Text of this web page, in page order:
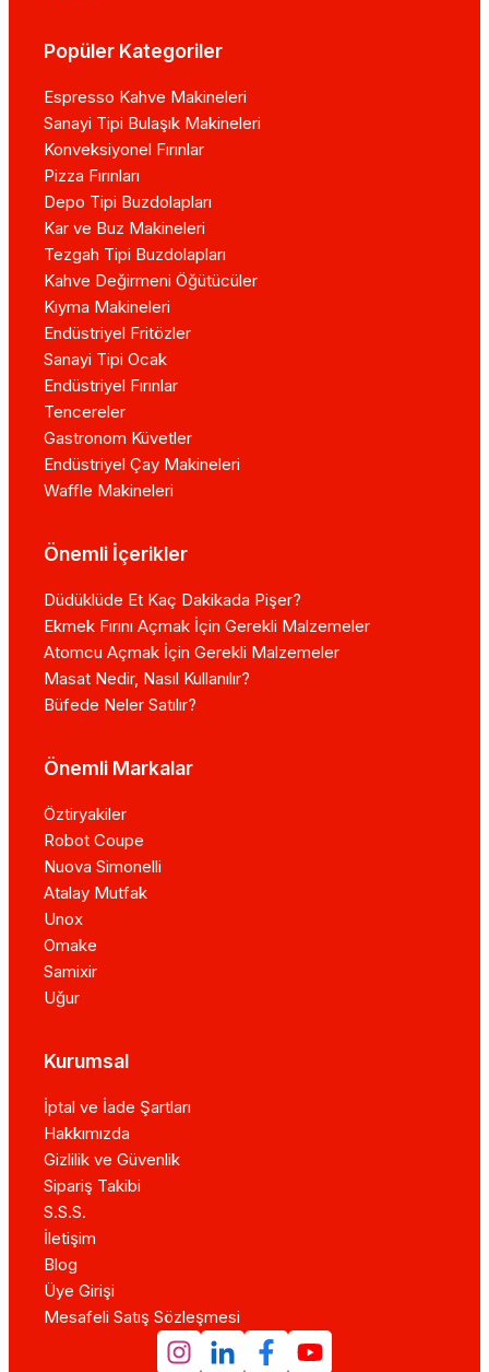
Popüler Kategoriler
Espresso Kahve Makineleri
Sanayi Tipi Bulaşık Makineleri
Konveksiyonel Fırınlar
Pizza Fırınları
Depo Tipi Buzdolapları
Kar ve Buz Makineleri
Tezgah Tipi Buzdolapları
Kahve Değirmeni Öğütücüler
Kıyma Makineleri
Endüstriyel Fritözler
Sanayi Tipi Ocak
Endüstriyel Fırınlar
Tencereler
Gastronom Küvetler
Endüstriyel Çay Makineleri
Waffle Makineleri
Önemli İçerikler
Düdüklüde Et Kaç Dakikada Pişer?
Ekmek Fırını Açmak İçin Gerekli Malzemeler
Atomcu Açmak İçin Gerekli Malzemeler
Masat Nedir, Nasıl Kullanılır?
Büfede Neler Satılır?
Önemli Markalar
Öztiryakiler
Robot Coupe
Nuova Simonelli
Atalay Mutfak
Unox
Omake
Samixir
Uğur
Kurumsal
İptal ve İade Şartları
Hakkımızda
Gizlilik ve Güvenlik
Sipariş Takibi
S.S.S.
İletişim
Blog
Üye Girişi
Mesafeli Satış Sözleşmesi